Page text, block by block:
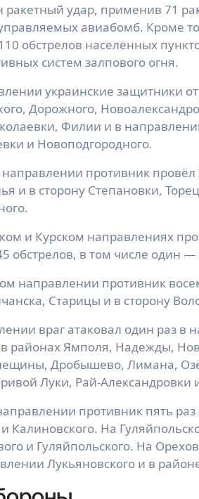
ракетный удар, применив 71
авиабомб. Кроме
обстрелов населённых
систем залпового огня.
украинские защитники
Дорожного,
Филии и в
и Новоподгородного.
противник
и в сторону Степановки,
и Курском направлениях
обстрелов, в том числе один
направлении противник
Старицы и в сторону
враг атаковал один раз в
районах Ямполя, Надежды,
Дробышево, Лимана,
Луки, Рай-Александровки
противник пять
Калиновского. На
и Гуляйпольского. На
Лукьяновского и в